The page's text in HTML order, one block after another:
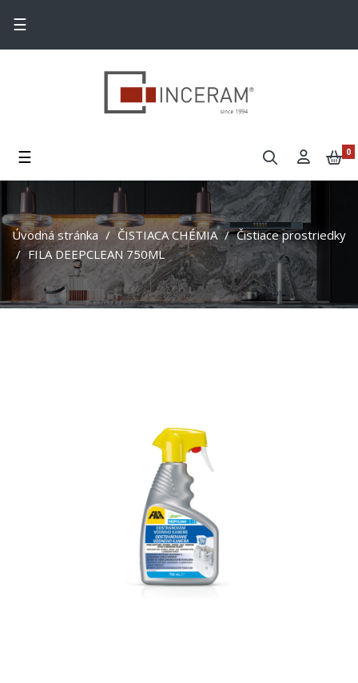
Toggle navigation
☰
Toggle navigation
☰ 0
Úvodná stránka ČISTIACA CHÉMIA
Čistiace prostriedky
FILA DEEPCLEAN 750ML